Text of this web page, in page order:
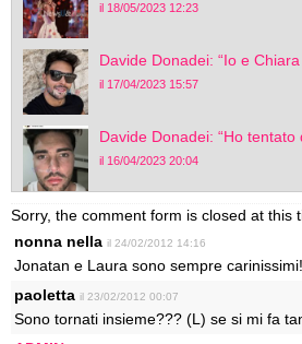
il 18/05/2023 12:23
Davide Donadei: “Io e Chiara
il 17/04/2023 15:57
Davide Donadei: “Ho tentato
il 16/04/2023 20:04
Sorry, the comment form is closed at this
nonna nella il 24/02/2012 14:16
Jonatan e Laura sono sempre
paoletta il 23/02/2012 00:07
Sono tornati insieme??? (L) se si mi fa